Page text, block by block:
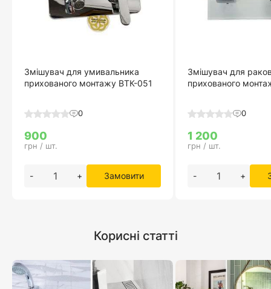
Змішувач для умивальника
прихованого монтажу ВТК-051
0
900
грн / шт.
- + Замовити
Змішувач для
прихованого
0
1 200
грн / шт.
- +
Корисні статті